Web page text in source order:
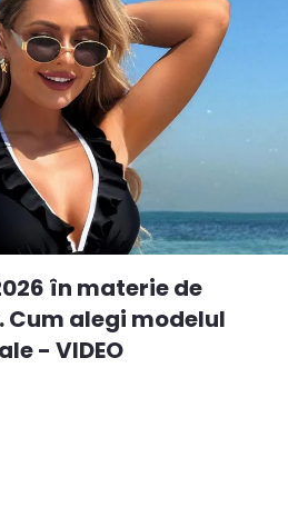
în materie de
Cum alegi modelul
- VIDEO